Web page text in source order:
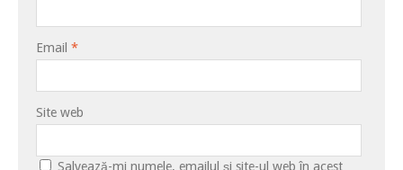
Email *
Site web
Salvează-mi numele, emailul și site-ul web în acest